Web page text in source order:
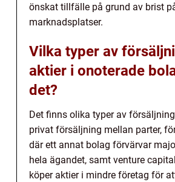
önskat tillfälle på grund av brist
marknadsplatser.
Vilka typer av
aktier i onoterade
det?
Det finns olika typer av
privat försäljning mellan parter,
där ett annat bolag förvärvar
hela ägandet, samt venture
köper aktier i mindre företag för